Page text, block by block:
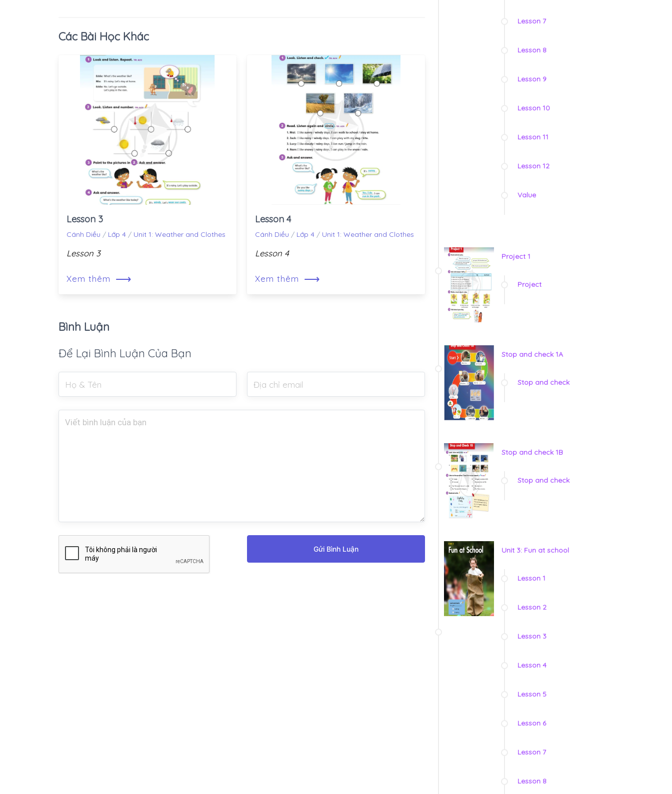
Các Bài Học Khác
Lesson 3
Cánh Diều / Lớp 4 / Unit 1: Weather and Clothes
Lesson 3
Xem thêm ⟶
Lesson 4
Cánh Diều / Lớp 4 / Unit 1: Weather and Clothes
Lesson 4
Xem thêm ⟶
Bình Luận
Để Lại Bình Luận Của Bạn
Gửi Bình Luận
Lesson 7
Lesson 8
Lesson 9
Lesson 10
Lesson 11
Lesson 12
Value
Project 1
Project
Stop and check 1A
Stop and check
Stop and check 1B
Stop and check
Unit 3: Fun at school
Lesson 1
Lesson 2
Lesson 3
Lesson 4
Lesson 5
Lesson 6
Lesson 7
Lesson 8